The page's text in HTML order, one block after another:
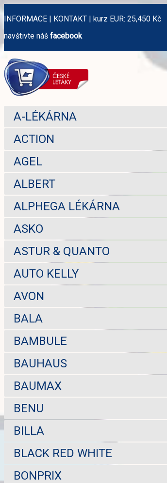
INFORMACE | KONTAKT | kurz EUR: 25,450 Kč
navštivte náš facebook
A-LÉKÁRNA
ACTION
AGEL
ALBERT
ALPHEGA LÉKÁRNA
ASKO
ASTUR & QUANTO
AUTO KELLY
AVON
BALA
BAMBULE
BAUHAUS
BAUMAX
BENU
BILLA
BLACK RED WHITE
BONPRIX